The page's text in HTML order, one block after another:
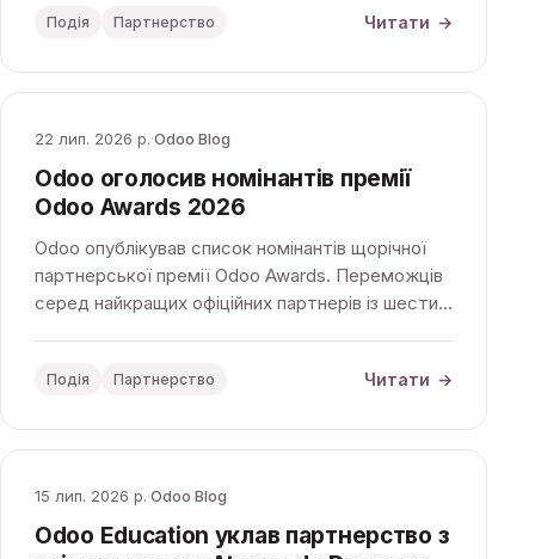
Подія Партнерство Читати →
22 лип. 2026 р.·Odoo Blog
Odoo оголосив номінантів премії
Odoo Awards 2026
Odoo опублікував список номінантів щорічної
партнерської премії Odoo Awards. Переможців
серед найкращих офіційних партнерів із шести
Подія Партнерство Читати →
15 лип. 2026 р.·Odoo Blog
Odoo Education уклав партнерство з